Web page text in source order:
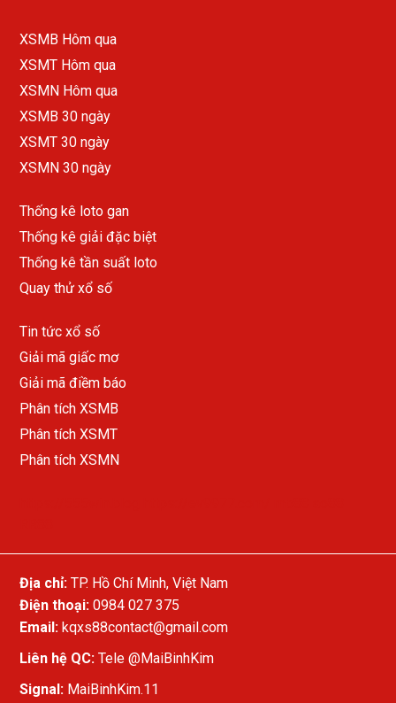
XSMB Hôm qua
XSMT Hôm qua
XSMN Hôm qua
XSMB 30 ngày
XSMT 30 ngày
XSMN 30 ngày
Thống kê loto gan
Thống kê giải đặc biệt
Thống kê tần suất loto
Quay thử xổ số
Tin tức xổ số
Giải mã giấc mơ
Giải mã điềm báo
Phân tích XSMB
Phân tích XSMT
Phân tích XSMN
Địa chỉ: TP. Hồ Chí Minh, Việt Nam
Điện thoại: 0984 027 375
Email: kqxs88contact@gmail.com
Liên hệ QC: Tele @MaiBinhKim
Signal: MaiBinhKim.11